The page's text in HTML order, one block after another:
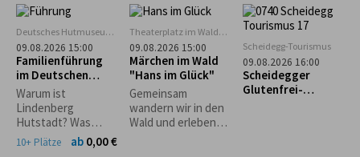
"Guni´s Panificio"
Waldfest ein und
freuen uns auf
euren zahlreichen
Besuch! Eure
Musikkapelle
Grünenbach
Mittagstisch. Kaffee
und Kuchen.
Hüpfburg
Deutsches Hutmuseum,
Lindenberg
09.08.2026 15:00
Familienführung
im Deutschen
Hutmuseum
Warum ist
Lindenberg
Hutstadt? Was
haben denn
10+ Plätze ab 0,00 €
Theaterplatz im Wald
bei Grünenbach
09.08.2026 15:00
Märchen im Wald
"Hans im Glück"
Gemeinsam
wandern wir in den
Wald und erleben
Scheidegg-Tourismus
09.08.2026 16:00
Scheidegger
Glutenfrei-